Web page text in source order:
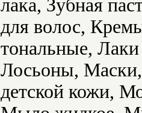
лака, Зубная
для волос,
тональные,
Лосьоны,
детской кожи,